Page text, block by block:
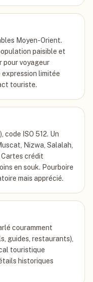
Moyen-Orient.
paisible et
pour voyageur
limitée
touriste.
code ISO 512. Un
Nizwa, Salalah,
crédit
en souk. Pourboire
mais apprécié.
couramment
guides, restaurants),
touristique
historiques